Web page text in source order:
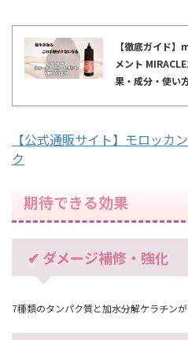
【徹底ガイド
メント
果・成分・使い
【公式通販サイト】モロッカ
ク
期待できる効果
✔ ダメージ補修・強化
7種類のタンパク質と加水分解ケラチン